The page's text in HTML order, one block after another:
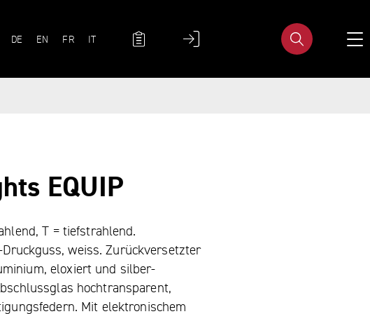
LANGUAGE NAVIGATION
DE EN FR IT METANAVIGATIONN
EQUIP
T = tiefstrahlend.
weiss. Zurück­versetzter
eloxiert und silber­
hochtransparent,
Mit elektronischem